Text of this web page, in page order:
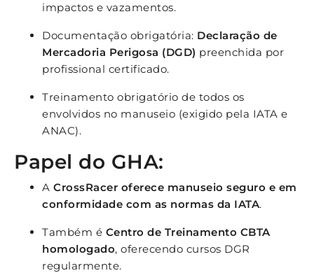
impactos e vazamentos.
Documentação obrigatória: Declaração de
Mercadoria Perigosa (DGD) preenchida por
profissional certificado.
Treinamento obrigatório de todos os
envolvidos no manuseio (exigido pela IATA e
ANAC).
Papel do GHA:
A CrossRacer oferece manuseio seguro e em
conformidade com as normas da IATA.
Também é Centro de Treinamento CBTA
homologado, oferecendo cursos DGR
regularmente.